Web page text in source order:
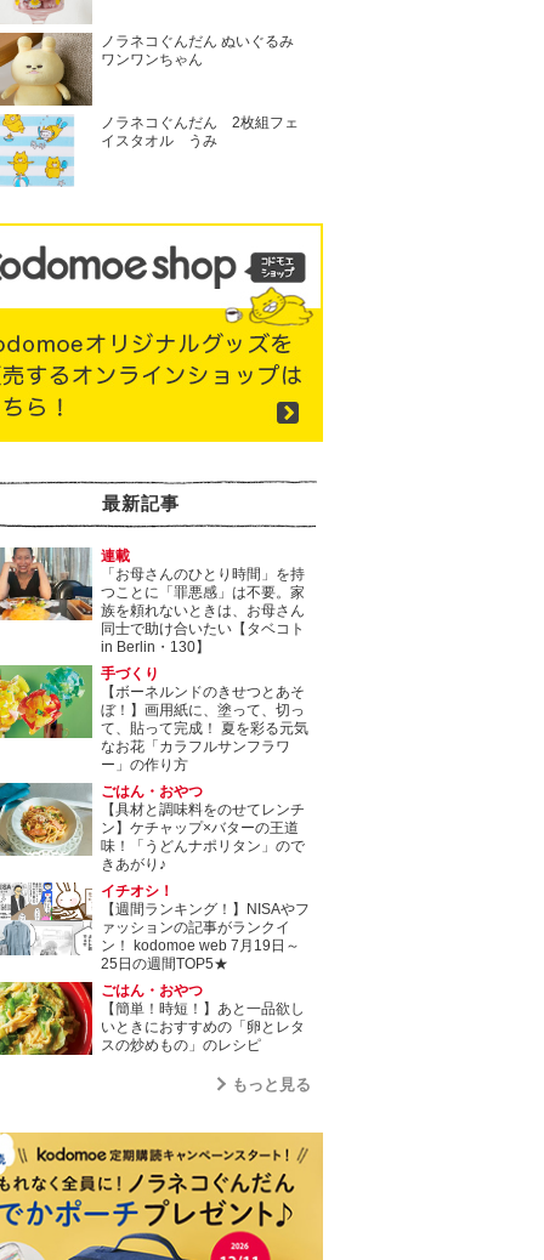
ノラネコぐんだん ぬいぐるみ
ワンワンちゃん
ノラネコぐんだん 2枚組フェ
イスタオル うみ
最新記事
連載
「お母さんのひとり時間」を持
つことに「罪悪感」は不要。家
族を頼れないときは、お母さん
同士で助け合いたい【タベコト
in Berlin・130】
手づくり
【ボーネルンドのきせつとあそ
ぼ！】画用紙に、塗って、切っ
て、貼って完成！ 夏を彩る元気
なお花「カラフルサンフラワ
ー」の作り方
ごはん・おやつ
【具材と調味料をのせてレンチ
ン】ケチャップ×バターの王道
味！「うどんナポリタン」ので
きあがり♪
イチオシ！
【週間ランキング！】NISAやフ
ァッションの記事がランクイ
ン！ kodomoe web 7月19日～
25日の週間TOP5★
ごはん・おやつ
【簡単！時短！】あと一品欲し
いときにおすすめの「卵とレタ
スの炒めもの」のレシピ
もっと見る